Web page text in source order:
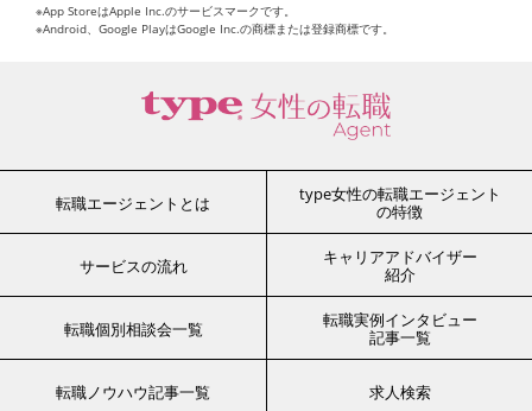
※App StoreはApple Inc.のサービスマークです。
※Android、Google PlayはGoogle Inc.の商標または登録商標です。
転職エージェントとは
type女性の転職エージェント
の特徴
サービスの流れ
キャリアアドバイザー
紹介
転職個別相談会一覧
転職実例インタビュー
記事一覧
転職ノウハウ記事一覧 求人検索